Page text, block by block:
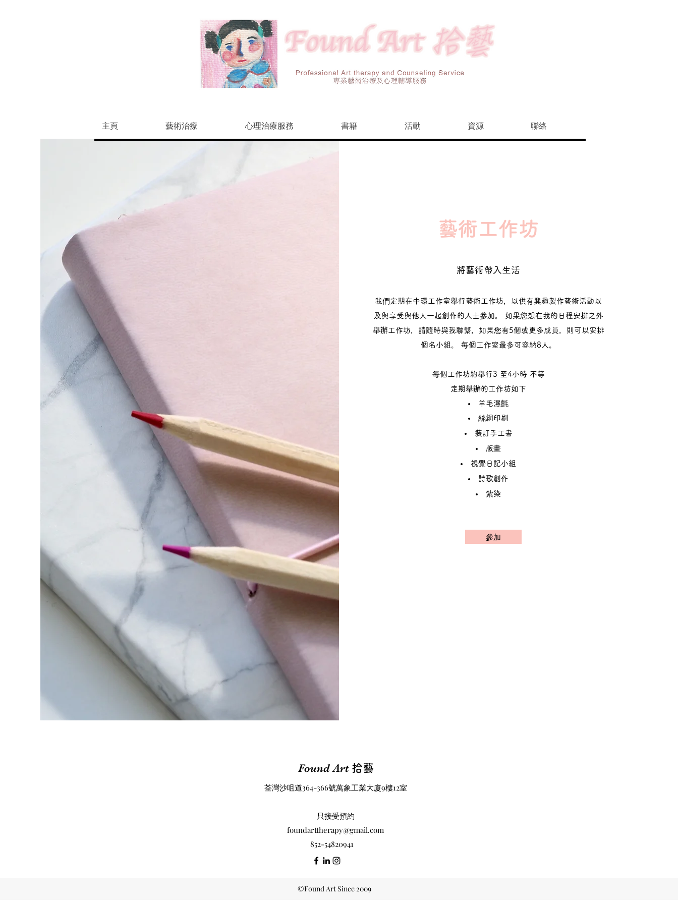
主頁 藝術治療 心理治療服務 書籍 活動 資源 聯絡
​藝術工作坊
將藝術帶入生活
我們定期在中環工作室舉行藝術工作坊，以供有興趣製作藝術活動以
及與享受與他人一起創作的人士參加。 如果您想在我的日程安排之外
舉辦工作坊，請隨時與我聯繫，如果您有5個或更多成員，則可以安排
個名小組。 每個工作室最多可容納8人。
每個工作坊約舉行3 至4小時 不等
定期舉辦的工作坊如下
羊毛濕氈
絲網印刷
裝訂手工書
版畫
視覺日記小組
詩歌創作
紮染
參加
Found Art 拾藝
荃灣沙咀道364-366號萬象工業大廈9樓12室
​只接受預約
foundarttherapy@gmail.com
852-54820941
©Found Art Since 2009